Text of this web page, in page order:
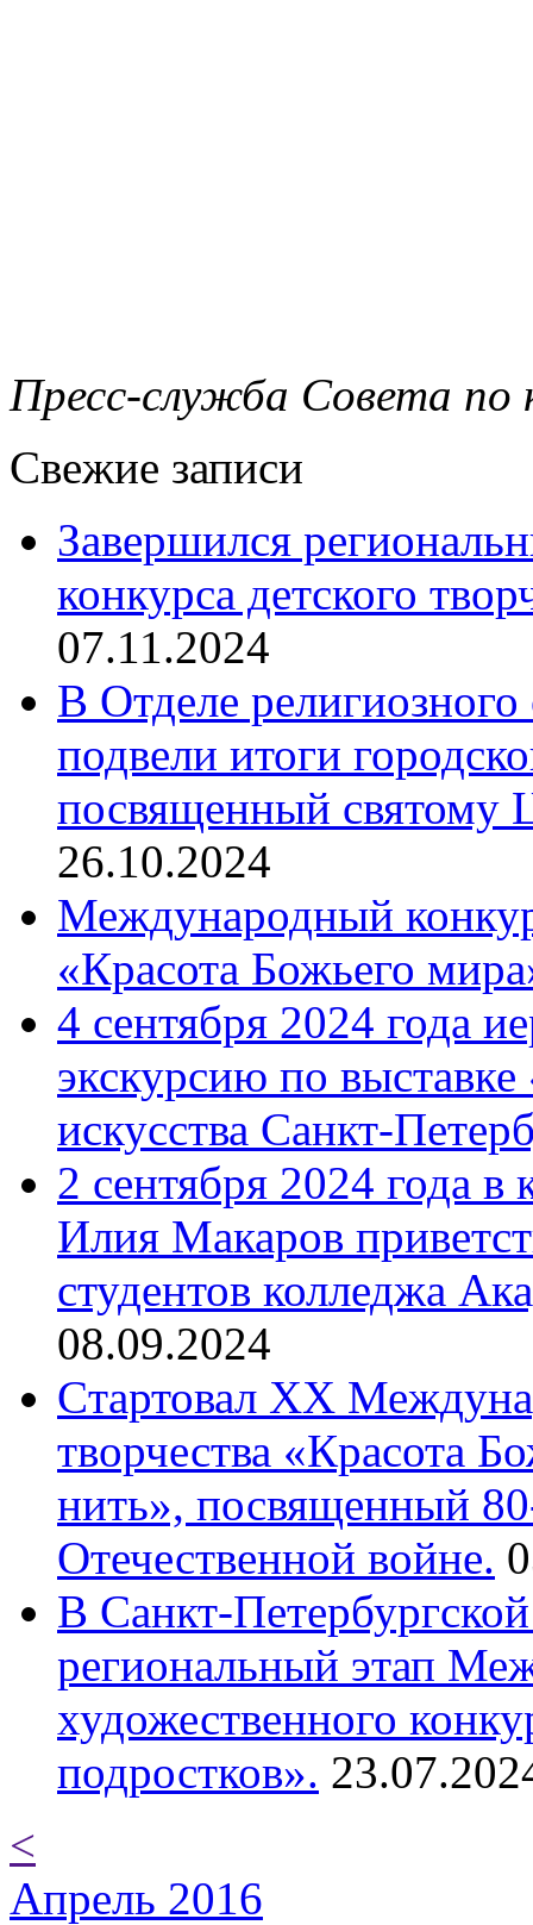
Пресс-служба Совета по
Свежие записи
Завершился
конкурса детского
07.11.2024
В Отделе религиозного
подвели итоги
посвященный святому
26.10.2024
Международный
«Красота Божьего
4 сентября 2024 года
экскурсию по
искусства Санкт-
2 сентября 2024 года
Илия Макаров
студентов колледжа
08.09.2024
Cтартовал XX
творчества «Красота
нить», посвященный
Отечественной войне.
В Санкт-
региональный этап
художественного
подростков».
<
Апрель 2016